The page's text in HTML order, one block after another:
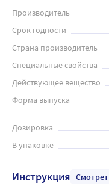
Производитель
Срок годности
Страна производитель
Специальные свойства
Действующее вещество
Форма выпуска
Дозировка
В упаковке
Инструкция